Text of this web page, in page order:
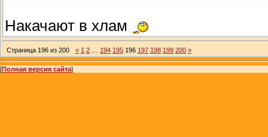
Накачают в хлам
Страница 196 из 200 « 1 2 194 195 196 197 198 199 200 »
[Полная версия сайта]